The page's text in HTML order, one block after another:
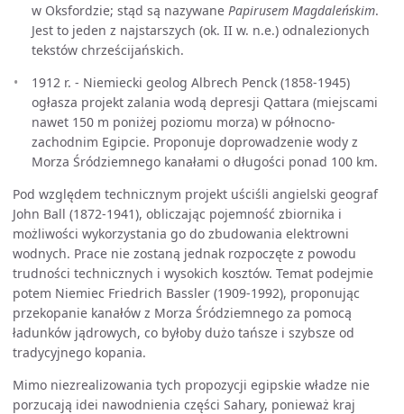
w Oksfordzie; stąd są nazywane Papirusem Magdaleńskim.
Jest to jeden z najstarszych (ok. II w. n.e.) odnalezionych
tekstów chrześcijańskich.
1912 r. - Niemiecki geolog Albrech Penck (1858-1945)
ogłasza projekt zalania wodą depresji Qattara (miejscami
nawet 150 m poniżej poziomu morza) w północno-
zachodnim Egipcie. Proponuje doprowadzenie wody z
Morza Śródziemnego kanałami o długości ponad 100 km.
Pod względem technicznym projekt uściśli angielski geograf
John Ball (1872-1941), obliczając pojemność zbiornika i
możliwości wykorzystania go do zbudowania elektrowni
wodnych. Prace nie zostaną jednak rozpoczęte z powodu
trudności technicznych i wysokich kosztów. Temat podejmie
potem Niemiec Friedrich Bassler (1909-1992), proponując
przekopanie kanałów z Morza Śródziemnego za pomocą
ładunków jądrowych, co byłoby dużo tańsze i szybsze od
tradycyjnego kopania.
Mimo niezrealizowania tych propozycji egipskie władze nie
porzucają idei nawodnienia części Sahary, ponieważ kraj